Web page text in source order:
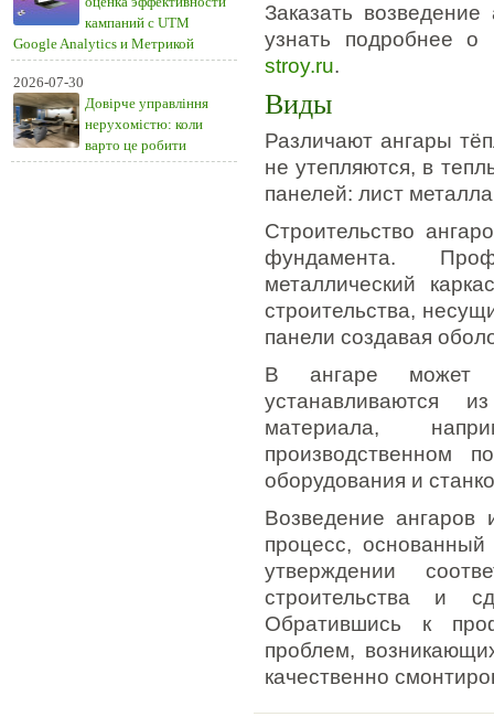
кампаний с UTM
Google Analytics и Метрикой
2026-07-30
Довірче управління
нерухомістю: коли
варто це робити
Заказать
узнать подробнее
stroy.ru.
Виды
Различают ангары
не утепляются, в
панелей: лист
Строительство
фундамента.
металлический
строительства,
панели создавая
В ангаре может
устанавливаются
материала,
производственном
оборудования и
Возведение
процесс,
утверждении
строительства и
Обратившись к
проблем,
качественно